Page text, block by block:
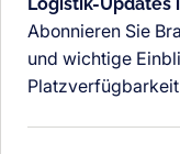
Abonnieren Sie
und wichtige
Platzverfügbarkeit